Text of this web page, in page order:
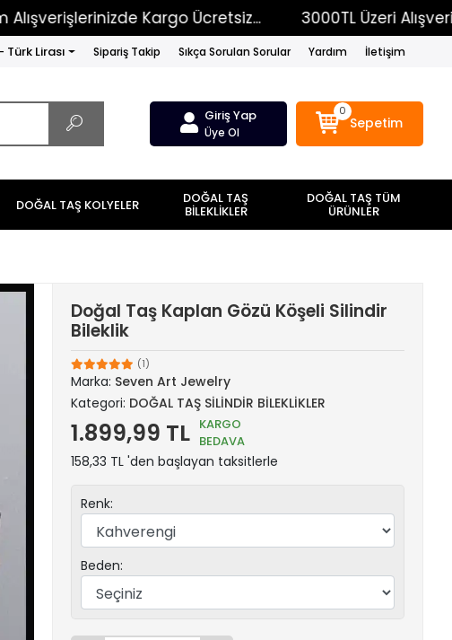
Kargo Ücretsiz... 3000TL Üzeri
Türk Lirası Sipariş Takip Sıkça Sorulan Sorular Yardım İletişim
Giriş Yap
Üye Ol
0
Sepetim
DOĞAL TAŞ KOLYELER DOĞAL TAŞ
BİLEKLİKLER
DOĞAL TAŞ TÜM
ÜRÜNLER
Doğal Taş Kaplan Gözü Köşeli Silindir
Bileklik
(1)
Marka: Seven Art Jewelry
Kategori: DOĞAL TAŞ SİLİNDİR BİLEKLİKLER
1.899,99 TL KARGO
BEDAVA
158,33 TL 'den başlayan taksitlerle
Renk:
Beden: